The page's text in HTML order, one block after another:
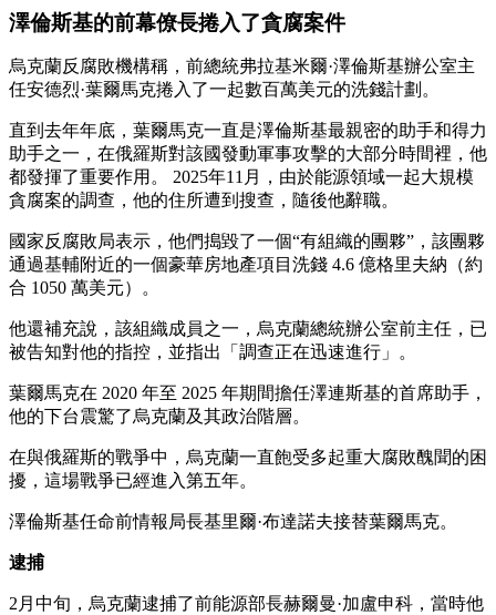
澤倫斯基的前幕僚長捲入了貪腐案件
烏克蘭反腐敗機構稱，前總統弗拉基米爾·澤倫斯基辦公室主
任安德烈·葉爾馬克捲入了一起數百萬美元的洗錢計劃。
直到去年年底，葉爾馬克一直是澤倫斯基最親密的助手和得力
助手之一，在俄羅斯對該國發動軍事攻擊的大部分時間裡，他
都發揮了重要作用。 2025年11月，由於能源領域一起大規模
貪腐案的調查，他的住所遭到搜查，隨後他辭職。
國家反腐敗局表示，他們搗毀了一個“有組織的團夥”，該團夥
通過基輔附近的一個豪華房地產項目洗錢 4.6 億格里夫納（約
合 1050 萬美元）。
他還補充說，該組織成員之一，烏克蘭總統辦公室前主任，已
被告知對他的指控，並指出「調查正在迅速進行」。
葉爾馬克在 2020 年至 2025 年期間擔任澤連斯基的首席助手，
他的下台震驚了烏克蘭及其政治階層。
在與俄羅斯的戰爭中，烏克蘭一直飽受多起重大腐敗醜聞的困
擾，這場戰爭已經進入第五年。
澤倫斯基任命前情報局長基里爾·布達諾夫接替葉爾馬克。
逮捕
2月中旬，烏克蘭逮捕了前能源部長赫爾曼·加盧申科，當時他